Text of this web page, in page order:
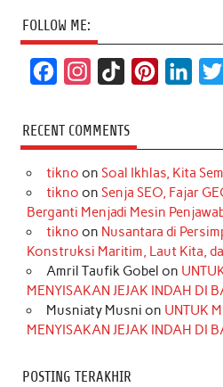
FOLLOW ME:
c
e
b
o
k
s
t
a
r
a
m
k
T
o
k
t
e
r
e
s
t
k
e
d
I
n
RECENT COMMENTS
tikno on Soal Ikhlas, Kita
tikno on Senja SEO, Fajar
Berganti Menjadi Mesin
tikno on Nusantara di
Konstruksi Maritim, Laut Kita,
Amril Taufik Gobel on
MENYISAKAN JEJAK INDAH DI
Musniaty Musni on UNTUK
MENYISAKAN JEJAK INDAH DI
POSTING TERAKHIR